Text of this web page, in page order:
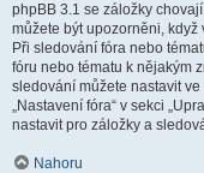
phpBB 3.1 se záložky
můžete být upozorněni,
Při sledování fóra nebo
fóru nebo tématu k nějakým
sledování můžete nastavit
„Nastavení fóra“ v sekci
nastavit pro záložky a
Nahoru